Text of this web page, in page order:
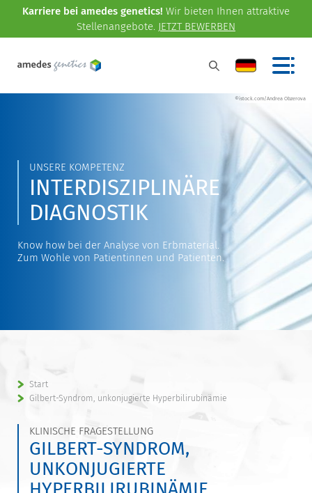
Karriere bei amedes genetics! Wir bieten Ihnen attraktive
Stellenangebote. JETZT BEWERBEN
©istock.com/Andrea Obzerova
UNSERE KOMPETENZ
INTERDISZIPLINÄRE
DIAGNOSTIK
Know how bei der Analyse von Erbmaterial.
Zum Wohle von Patientinnen und Patienten.
Start
Gilbert-Syndrom, unkonjugierte Hyperbilirubinämie
KLINISCHE FRAGESTELLUNG
GILBERT-SYNDROM,
UNKONJUGIERTE